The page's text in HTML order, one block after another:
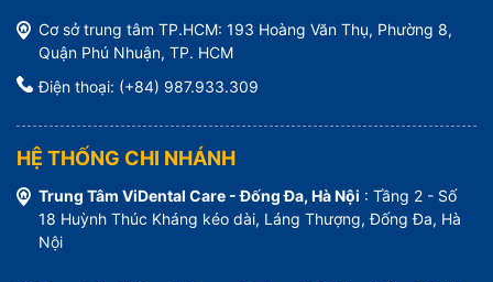
Cơ sở trung tâm TP.HCM: 193 Hoàng Văn Thụ, Phường 8,
Quận Phú Nhuận, TP. HCM
Điện thoại: (+84) 987.933.309
HỆ THỐNG CHI NHÁNH
Trung Tâm ViDental Care - Đống Đa, Hà Nội : Tầng 2 - Số
18 Huỳnh Thúc Kháng kéo dài, Láng Thượng, Đống Đa, Hà
Nội